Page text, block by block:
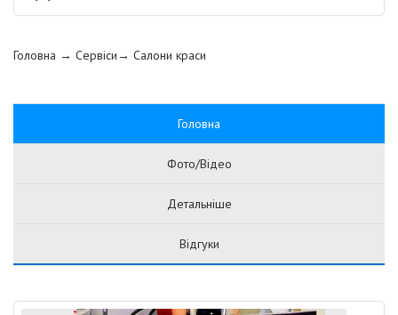
Головна → Сервіси→ Салони краси
Головна
Фото/Відео
Детальніше
Відгуки